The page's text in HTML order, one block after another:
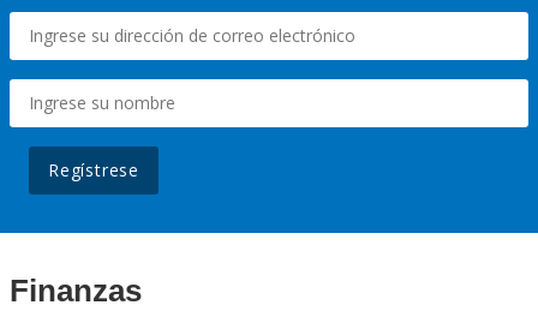
Regístrese
Finanzas